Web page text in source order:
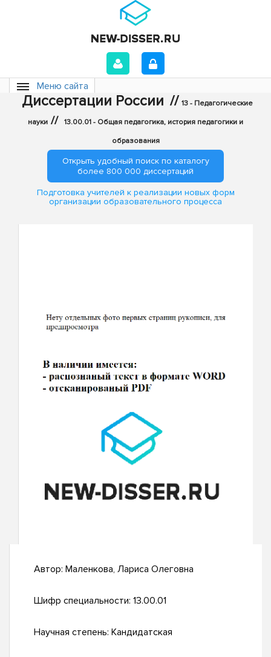
Меню сайта
Диссертации России // 13 - Педагогические
науки // 13.00.01 - Общая педагогика, история педагогики и
образования
Открыть удобный поиск по каталогу
более 800 000 диссертаций
Подготовка учителей к реализации новых форм
организации образовательного процесса
Автор: Маленкова, Лариса Олеговна
Шифр специальности: 13.00.01
Научная степень: Кандидатская